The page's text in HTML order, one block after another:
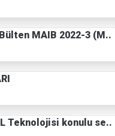
MAIB 2022-3 (M..
Teknolojisi konulu se..